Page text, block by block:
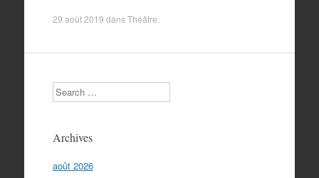
29 août 2019 dansThéâtre
Search
Archives
août 2026